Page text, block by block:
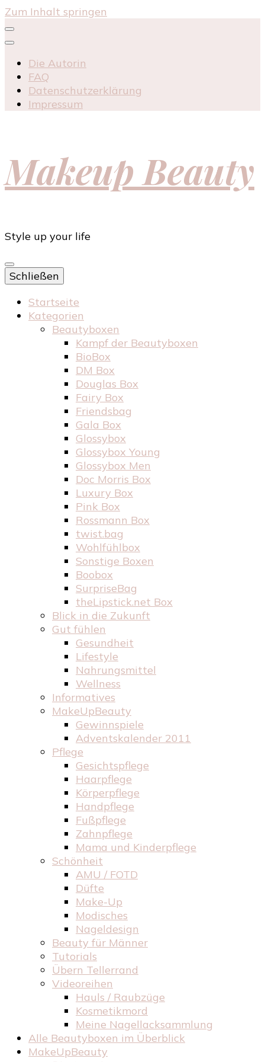
Zum Inhalt springen
Die Autorin
FAQ
Datenschutzerklärung
Impressum
Makeup Beauty
Style up your life
Schließen
Startseite
Kategorien
Beautyboxen
Kampf der Beautyboxen
BioBox
DM Box
Douglas Box
Fairy Box
Friendsbag
Gala Box
Glossybox
Glossybox Young
Glossybox Men
Doc Morris Box
Luxury Box
Pink Box
Rossmann Box
twist.bag
Wohlfühlbox
Sonstige Boxen
Boobox
SurpriseBag
theLipstick.net Box
Blick in die Zukunft
Gut fühlen
Gesundheit
Lifestyle
Nahrungsmittel
Wellness
Informatives
MakeUpBeauty
Gewinnspiele
Adventskalender 2011
Pflege
Gesichtspflege
Haarpflege
Körperpflege
Handpflege
Fußpflege
Zahnpflege
Mama und Kinderpflege
Schönheit
AMU / FOTD
Düfte
Make-Up
Modisches
Nageldesign
Beauty für Männer
Tutorials
Übern Tellerrand
Videoreihen
Hauls / Raubzüge
Kosmetikmord
Meine Nagellacksammlung
Alle Beautyboxen im Überblick
MakeUpBeauty